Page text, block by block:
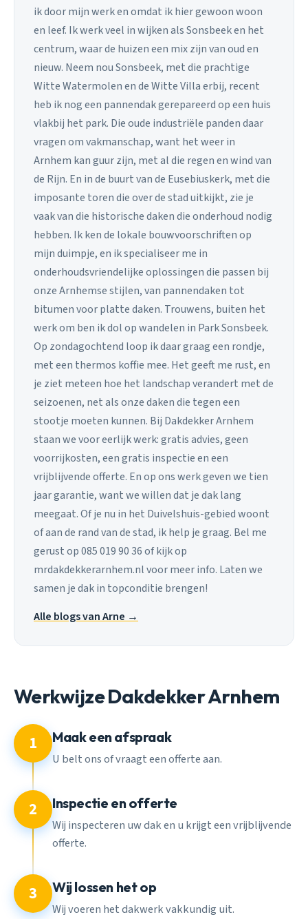
ik door mijn werk en omdat ik hier gewoon woon
en leef. Ik werk veel in wijken als Sonsbeek en het
centrum, waar de huizen een mix zijn van oud en
nieuw. Neem nou Sonsbeek, met die prachtige
Witte Watermolen en de Witte Villa erbij, recent
heb ik nog een pannendak gerepareerd op een huis
vlakbij het park. Die oude industriële panden daar
vragen om vakmanschap, want het weer in
Arnhem kan guur zijn, met al die regen en wind van
de Rijn. En in de buurt van de Eusebiuskerk, met die
imposante toren die over de stad uitkijkt, zie je
vaak van die historische daken die onderhoud nodig
hebben. Ik ken de lokale bouwvoorschriften op
mijn duimpje, en ik specialiseer me in
onderhoudsvriendelijke oplossingen die passen bij
onze Arnhemse stijlen, van pannendaken tot
bitumen voor platte daken. Trouwens, buiten het
werk om ben ik dol op wandelen in Park Sonsbeek.
Op zondagochtend loop ik daar graag een rondje,
met een thermos koffie mee. Het geeft me rust, en
je ziet meteen hoe het landschap verandert met de
seizoenen, net als onze daken die tegen een
stootje moeten kunnen. Bij Dakdekker Arnhem
staan we voor eerlijk werk: gratis advies, geen
voorrijkosten, een gratis inspectie en een
vrijblijvende offerte. En op ons werk geven we tien
jaar garantie, want we willen dat je dak lang
meegaat. Of je nu in het Duivelshuis-gebied woont
of aan de rand van de stad, ik help je graag. Bel me
gerust op 085 019 90 36 of kijk op
mrdakdekkerarnhem.nl voor meer info. Laten we
samen je dak in topconditie brengen!
Alle blogs van Arne →
Werkwijze Dakdekker Arnhem
1 Maak een afspraak
U belt ons of vraagt een offerte aan.
2 Inspectie en offerte
Wij inspecteren uw dak en u krijgt een vrijblijvende
offerte.
3 Wij lossen het op
Wij voeren het dakwerk vakkundig uit.